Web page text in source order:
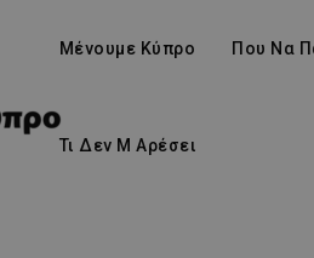
Μένουμε Κύπρο Που Να
Τι Δεν Μ Αρέσει